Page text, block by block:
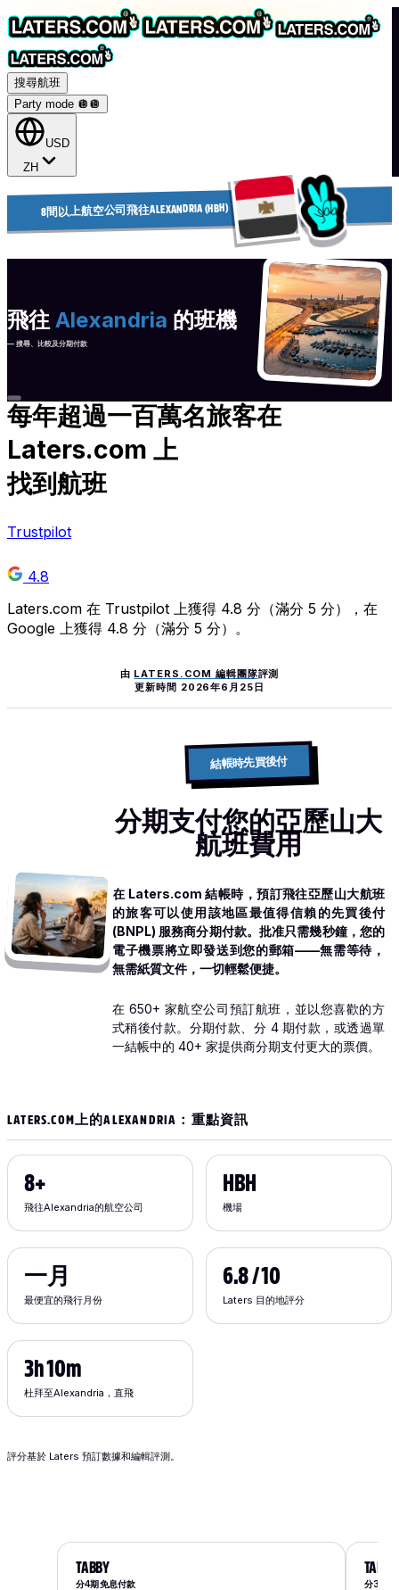
搜尋航班
Party mode 🪩 🪩
USD
ZH
8間以上航空公司飛往ALEXANDRIA (HBH)
飛往 Alexandria 的班機
— 搜尋、比較及分期付款
每年超過一百萬名旅客在
Laters.com 上
找到航班
Trustpilot
4.8
Laters.com 在 Trustpilot 上獲得 4.8 分（滿分 5 分），在
Google 上獲得 4.8 分（滿分 5 分）。
由 LATERS.COM 編輯團隊評測
更新時間 2026年6月25日
結帳時先買後付
分期支付您的亞歷山大
航班費用
在 Laters.com 結帳時，預訂飛往亞歷山大航班
的旅客可以使用該地區最值得信賴的先買後付
(BNPL) 服務商分期付款。批准只需幾秒鐘，您的
電子機票將立即發送到您的郵箱——無需等待，
無需紙質文件，一切輕鬆便捷。
在 650+ 家航空公司預訂航班，並以您喜歡的方
式稍後付款。分期付款、分 4 期付款，或透過單
一結帳中的 40+ 家提供商分期支付更大的票價。
LATERS.COM上的ALEXANDRIA：重點資訊
飛往Alexandria的航空公司
8+
機場
HBH
最便宜的飛行月份
一月
Laters 目的地評分
6.8 / 10
杜拜至Alexandria，直飛
3h 10m
評分基於 Laters 預訂數據和編輯評測。
TABBY
分4期免息付款 分3期